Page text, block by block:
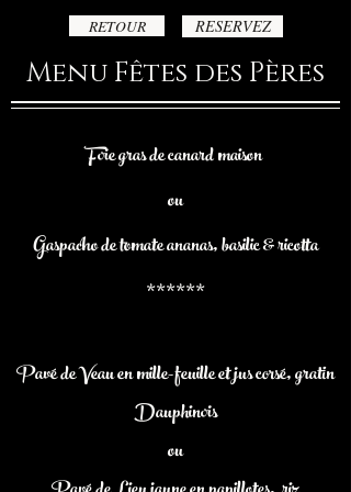
RETOUR RESERVEZ
Menu Fêtes des Pères
Foie gras de canard maison
ou
Gaspacho de tomate ananas, basilic & ricotta
******
Pavé de Veau en mille-feuille et jus corsé, gratin
Dauphinois
ou